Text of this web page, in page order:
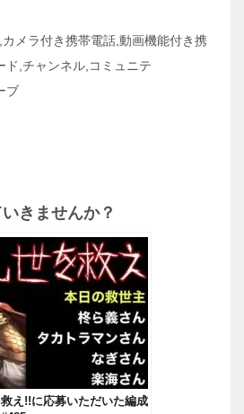
メラ付き携帯電話,動画機能付き携
ド,チャンネル,コミュニテ
ブ
きませんか？
え!!に応募いただいた編成